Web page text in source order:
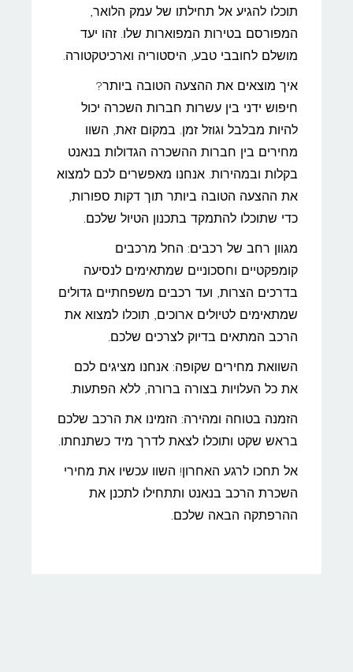
תוכלו להגיע אל תחילתו של עמק הלואר,
המפורסם בטירות המפוארות שלו. זהו יעד
מושלם לחובבי טבע, היסטוריה וארכיטקטורה.
איך מוצאים את ההצעה הטובה ביותר?
חיפוש ידני בין עשרות חברות השכרה יכול
להיות מבלבל וגוזל זמן. במקום זאת, השוו
מחירים בין חברות ההשכרה הגדולות בנאנט
בקלות ובמהירות. אנחנו מאפשרים לכם למצוא
את ההצעה הטובה ביותר תוך דקות ספורות,
כדי שתוכלו להתמקד בתכנון הטיול שלכם.
מגוון רחב של רכבים: החל מרכבים
קומפקטיים וחסכוניים שמתאימים לנסיעה
בדרכים הצרות, ועד רכבים משפחתיים גדולים
שמתאימים לטיולים ארוכים, תוכלו למצוא את
הרכב המתאים בדיוק לצרכים שלכם.
השוואת מחירים שקופה: אנחנו מציגים לכם
את כל העלויות בצורה ברורה, ללא הפתעות.
הזמנה בטוחה ומהירה: הזמינו את הרכב שלכם
בראש שקט ותוכלו לצאת לדרך מיד כשתנחתו.
אל תחכו לרגע האחרון! השוו עכשיו את מחירי
השכרת הרכב בנאנט ותתחילו לתכנן את
ההרפתקה הבאה שלכם.